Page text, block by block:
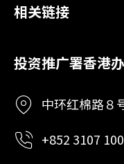
相关链接
投资推广署香港
中环红棉路８
+852 3107